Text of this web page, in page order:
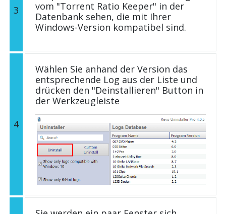
3
vom "Torrent Ratio Keeper" in der
Datenbank sehen, die mit Ihrer
Windows-Version kompatibel sind.
4
Wählen Sie anhand der Version das
entsprechende Log aus der Liste und
drücken den "Deinstallieren" Button in
der Werkzeugleiste